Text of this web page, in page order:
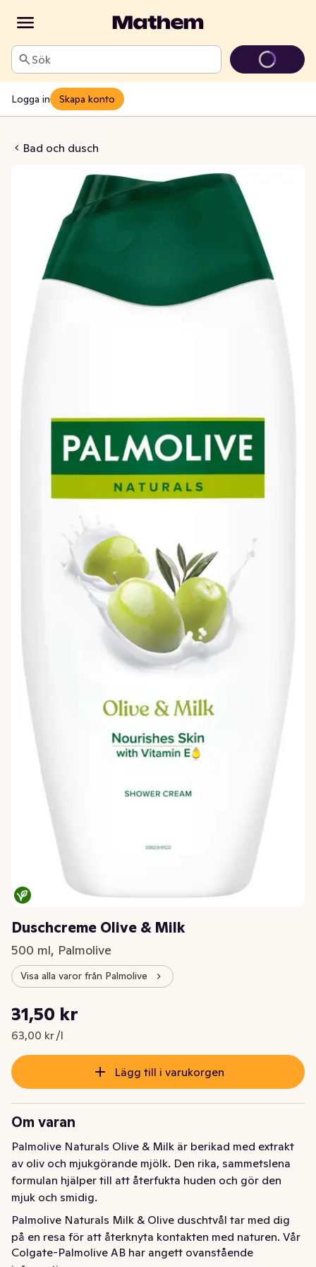
Sök
Logga in Skapa konto
Bad och dusch
Olive & Milk
Duschcreme Olive & Milk
500 ml, Palmolive
Visa alla varor från Palmolive
Nuvarande pris är: 31,50 kr
31,50 kr
63,00 kr /l
Styckpris: 63,00 kr /l
Lägg till i varukorgen
Om varan
Palmolive Naturals Olive & Milk är berikad med extrakt
av oliv och mjukgörande mjölk. Den rika, sammetslena
formulan hjälper till att återfukta huden och gör den
mjuk och smidig.
Palmolive Naturals Milk & Olive duschtvål tar med dig
på en resa för att återknyta kontakten med naturen. Vår
veganska duschtvål har välkända ingredienser av 95%
Colgate-Palmolive AB har angett ovanstående